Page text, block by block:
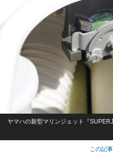
ヤマハの新型マリンジェット『
この記